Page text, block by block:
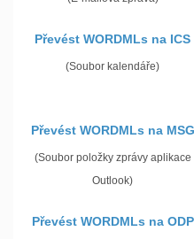
Převést WORDMLs na ICS
(Soubor kalendáře)
Převést WORDMLs na MSG
(Soubor položky zprávy aplikace
Outlook)
Převést WORDMLs na ODP